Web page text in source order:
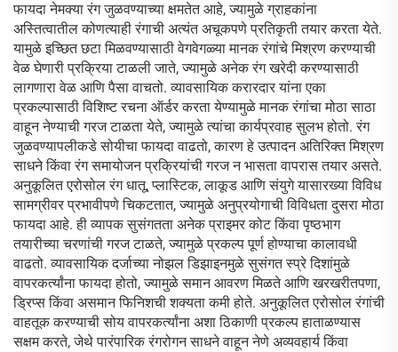
फायदा नेमक्या रंग जुळवण्याच्या क्षमतेत आहे, ज्यामुळे ग्राहकांना
अस्तित्वातील कोणत्याही रंगाची अत्यंत अचूकपणे प्रतिकृती तयार करता येते.
यामुळे इच्छित छटा मिळवण्यासाठी वेगवेगळ्या मानक रंगांचे मिश्रण करण्याची
वेळ घेणारी प्रक्रिया टाळली जाते, ज्यामुळे अनेक रंग खरेदी करण्यासाठी
लागणारा वेळ आणि पैसा वाचतो. व्यावसायिक करारदार यांना एका
प्रकल्पासाठी विशिष्ट रचना ऑर्डर करता येण्यामुळे मानक रंगांचा मोठा साठा
वाहून नेण्याची गरज टाळता येते, ज्यामुळे त्यांचा कार्यप्रवाह सुलभ होतो. रंग
जुळवण्यापलीकडे सोयीचा फायदा वाढतो, कारण हे उत्पादन अतिरिक्त मिश्रण
साधने किंवा रंग समायोजन प्रक्रियांची गरज न भासता वापरास तयार असते.
अनुकूलित एरोसोल रंग धातू, प्लास्टिक, लाकूड आणि संयुगे यासारख्या विविध
सामग्रीवर प्रभावीपणे चिकटतात, ज्यामुळे अनुप्रयोगाची विविधता दुसरा मोठा
फायदा आहे. ही व्यापक सुसंगतता अनेक प्राइमर कोट किंवा पृष्ठभाग
तयारीच्या चरणांची गरज टाळते, ज्यामुळे प्रकल्प पूर्ण होण्याचा कालावधी
वाढतो. व्यावसायिक दर्जाच्या नोझल डिझाइनमुळे सुसंगत स्प्रे दिशांमुळे
वापरकर्त्यांना फायदा होतो, ज्यामुळे समान आवरण मिळते आणि खरखरीतपणा,
ड्रिप्स किंवा असमान फिनिशची शक्यता कमी होते. अनुकूलित एरोसोल रंगांची
वाहतूक करण्याची सोय वापरकर्त्यांना अशा ठिकाणी प्रकल्प हाताळण्यास
सक्षम करते, जेथे पारंपारिक रंगरोगन साधने वाहून नेणे अव्यवहार्य किंवा